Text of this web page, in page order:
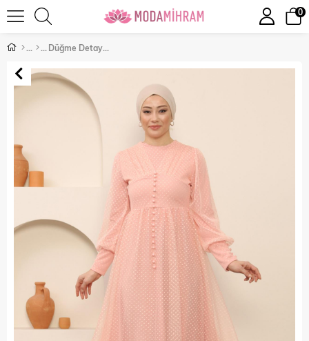
0
Düğme Detaylı Tül Abiye Pudra 12237